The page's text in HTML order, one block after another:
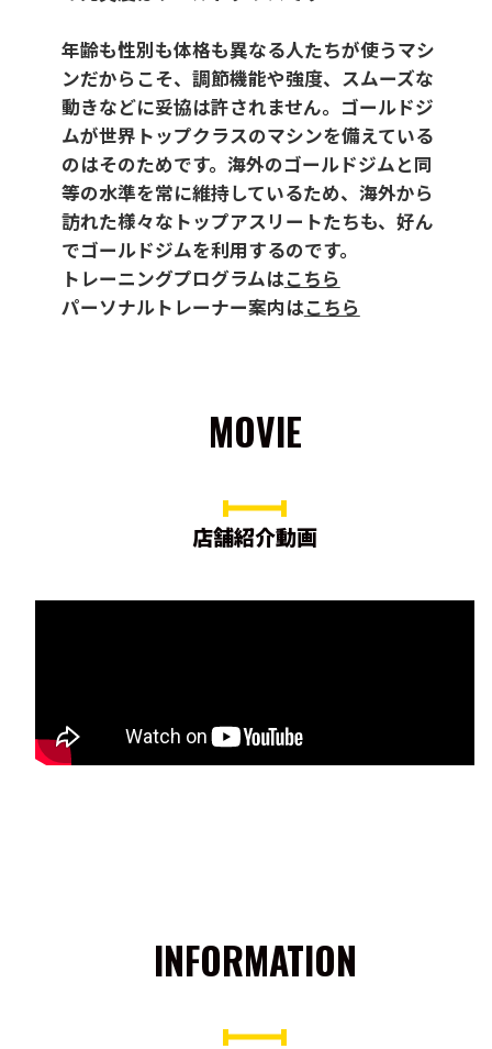
年齢も性別も体格も異なる人たちが使うマシ
ンだからこそ、調節機能や強度、スムーズな
動きなどに妥協は許されません。ゴールドジ
ムが世界トップクラスのマシンを備えている
のはそのためです。海外のゴールドジムと同
等の水準を常に維持しているため、海外から
訪れた様々なトップアスリートたちも、好ん
でゴールドジムを利用するのです。
トレーニングプログラムはこちら
パーソナルトレーナー案内はこちら
MOVIE
店舗紹介動画
INFORMATION